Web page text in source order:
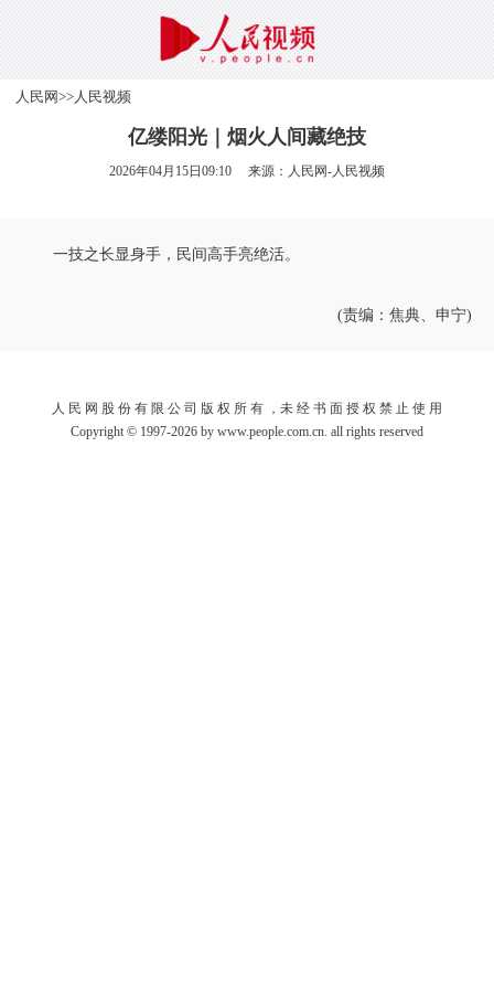
人民网>>人民视频
亿缕阳光｜烟火人间藏绝技
2026年04月15日09:10 来源： 人民网-人民视频
一技之长显身手，民间高手亮绝活。
(责编：焦典、申宁)
人 民 网 股 份 有 限 公 司 版 权 所 有 ，未 经 书 面 授 权 禁 止 使 用
Copyright © 1997-2026 by www.people.com.cn. all rights reserved